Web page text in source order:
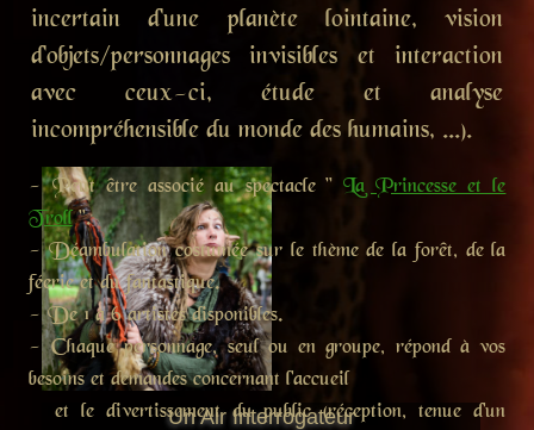
Un Air Interrogateur
incertain d'une planète lointaine, vision
d'objets/personnages invisibles et interaction
avec ceux-ci, étude et analyse
incompréhensible du monde des humains, ...).
- Peut être associé au spectacle "La Princesse et le
Troll".
- Déambulation costumée sur le thème de la forêt, de la
féerie et du fantastique.
- De 1 à 6 artistes disponibles.
- Chaque personnage, seul ou en groupe, répond à vos
besoins et demandes concernant l'accueil
et le divertissement du public (réception, tenue d'un